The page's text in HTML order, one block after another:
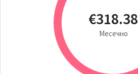
€318.38
Месечно